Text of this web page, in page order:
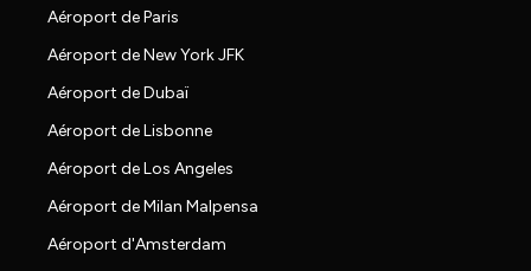
Aéroport de Paris
Aéroport de New York JFK
Aéroport de Dubaï
Aéroport de Lisbonne
Aéroport de Los Angeles
Aéroport de Milan Malpensa
Aéroport d'Amsterdam